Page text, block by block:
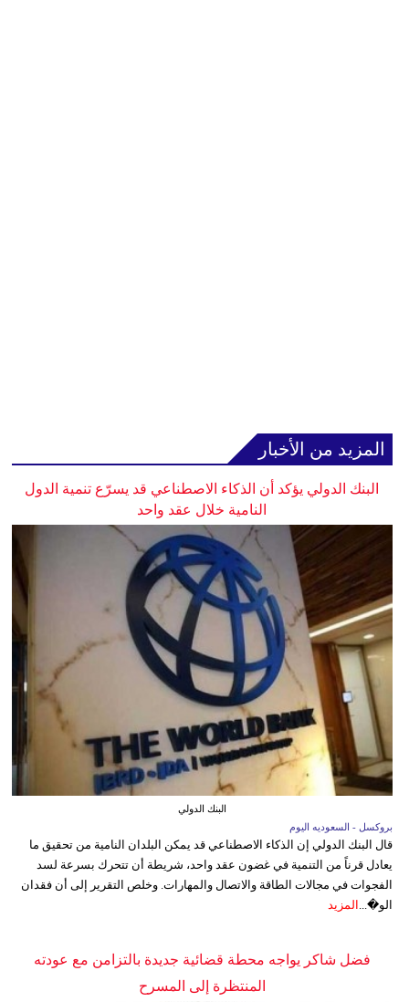
المزيد من الأخبار
البنك الدولي يؤكد أن الذكاء الاصطناعي قد يسرّع تنمية الدول
النامية خلال عقد واحد
البنك الدولي
بروكسل - السعوديه اليوم
قال البنك الدولي إن الذكاء الاصطناعي قد يمكن البلدان النامية من تحقيق ما
يعادل قرناً من التنمية في غضون عقد واحد، شريطة أن تتحرك بسرعة لسد
الفجوات في مجالات الطاقة والاتصال والمهارات. وخلص التقرير إلى أن فقدان
الو�... المزيد
فضل شاكر يواجه محطة قضائية جديدة بالتزامن مع عودته
المنتظرة إلى المسرح